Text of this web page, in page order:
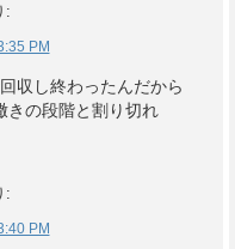
:
PM
収し終わったんだから
きの段階と割り切れ
:
PM